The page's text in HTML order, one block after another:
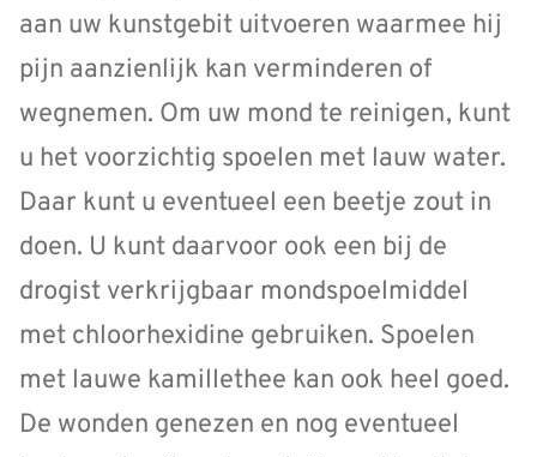
aan uw kunstgebit uitvoeren waarmee hij
pijn aanzienlijk kan verminderen of
wegnemen. Om uw mond te reinigen, kunt
u het voorzichtig spoelen met lauw water.
Daar kunt u eventueel een beetje zout in
doen. U kunt daarvoor ook een bij de
drogist verkrijgbaar mondspoelmiddel
met chloorhexidine gebruiken. Spoelen
met lauwe kamillethee kan ook heel goed.
De wonden genezen en nog eventueel